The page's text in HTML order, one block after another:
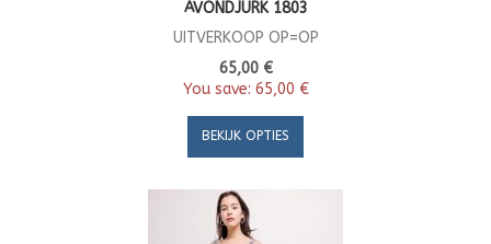
AVONDJURK 1803
UITVERKOOP OP=OP
65,00 €
You save: 65,00 €
BEKIJK OPTIES